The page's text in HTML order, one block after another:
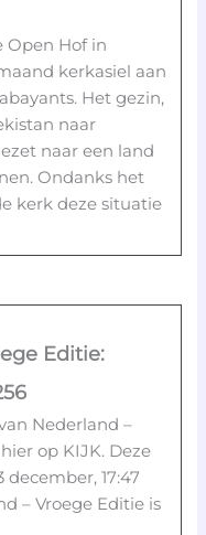
Open Hof in
kerkasiel aan
Het gezin,
naar
naar een land
Ondanks het
kerk deze situatie
Editie:
Nederland –
op KIJK. Deze
17:47
– Vroege Editie is